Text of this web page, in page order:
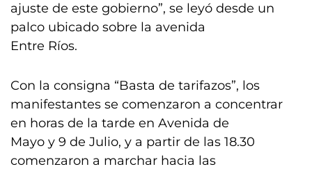
ajuste de este gobierno”, se leyó desde un
palco ubicado sobre la avenida
Entre Ríos.
Con la consigna “Basta de tarifazos”, los
manifestantes se comenzaron a concentrar
en horas de la tarde en Avenida de
Mayo y 9 de Julio, y a partir de las 18.30
comenzaron a marchar hacia las